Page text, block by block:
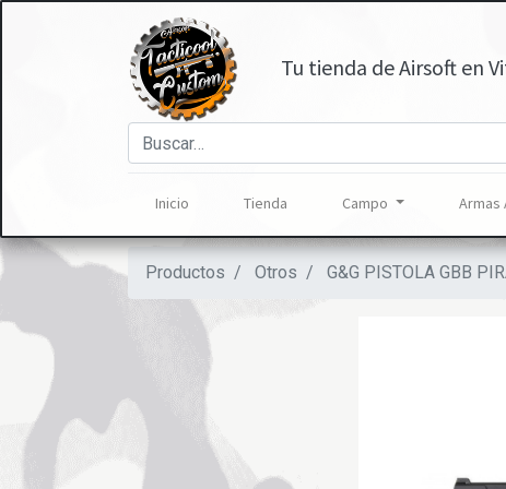
Tu tienda de Airsoft en
Inicio Tienda Campo Armas
Productos Otros G&G PISTOLA GBB